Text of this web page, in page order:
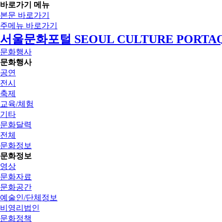
바로가기 메뉴
본문 바로가기
주메뉴 바로가기
서울문화포털 SEOUL CULTURE
문화행사
문화행사
공연
전시
축제
교육/체험
기타
문화달력
전체
문화정보
문화정보
영상
문화자료
문화공간
예술인/단체정보
비영리법인
문화정책